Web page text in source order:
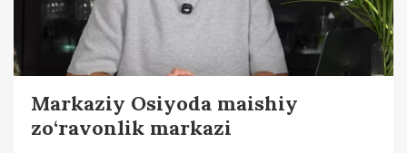
Markaziy Osiyoda maishiy
zo‘ravonlik markazi